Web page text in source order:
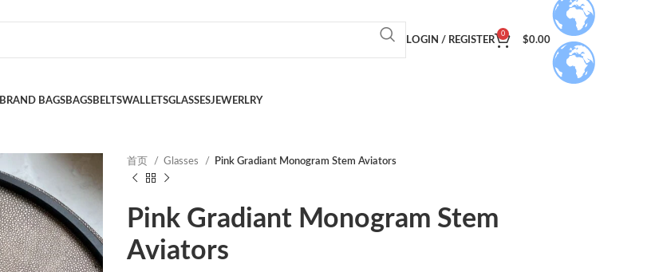
LOGIN / REGISTER
0
$0.00
BRAND BAGSBAGSBELTSWALLETSGLASSESJEWERLRY
首页 Glasses Pink Gradiant Monogram Stem Aviators
Pink Gradiant Monogram Stem
Aviators